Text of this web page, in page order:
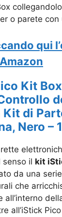
o parete con
qui
Amazon
Kit
Kit di
Nero –
senso il kit
da una
che
all’interno
all’iStick